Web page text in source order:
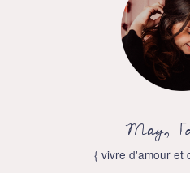
May,
{ vivre d'amour et